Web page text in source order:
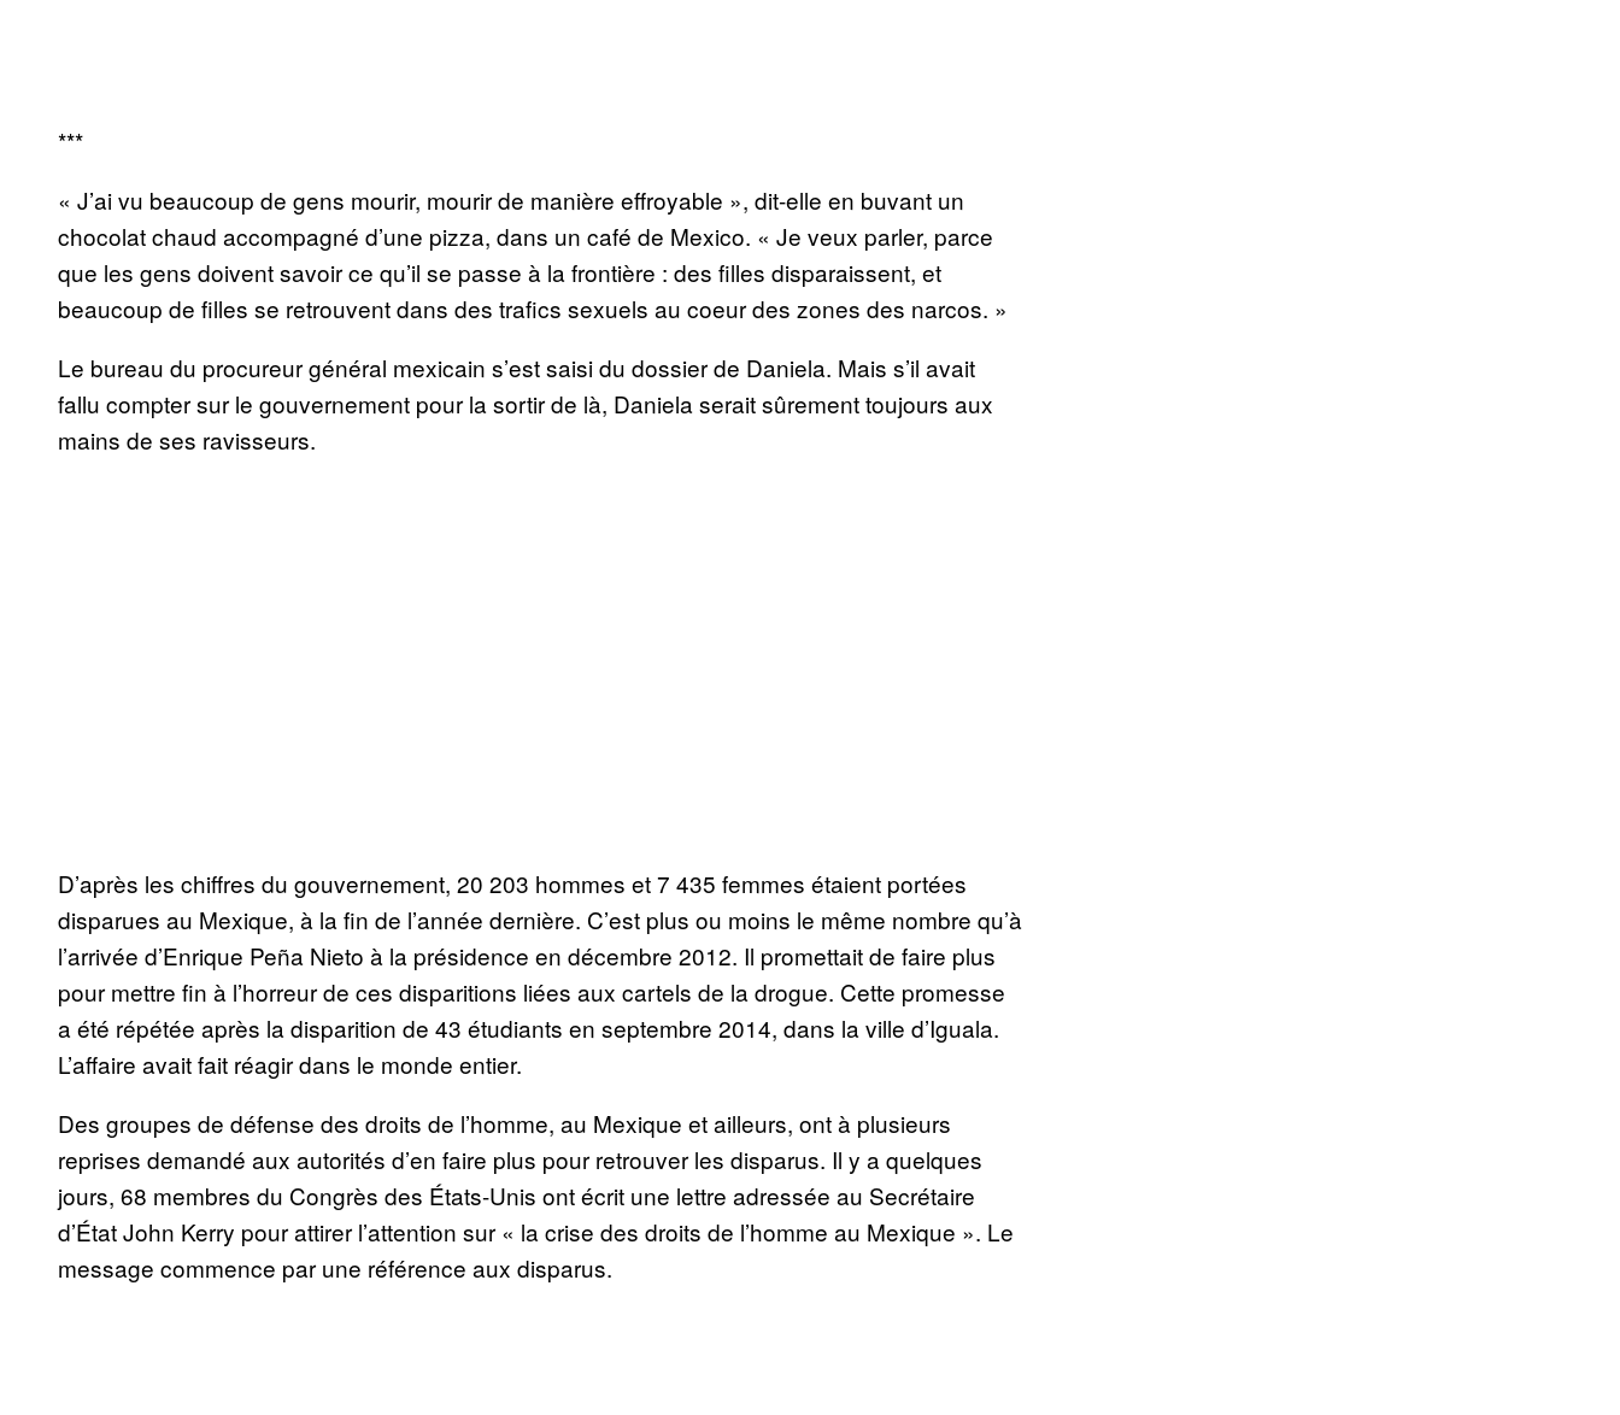
***
« J’ai vu beaucoup de gens mourir, mourir de manière effroyable », dit-elle en buvant un
chocolat chaud accompagné d’une pizza, dans un café de Mexico. « Je veux parler, parce
que les gens doivent savoir ce qu’il se passe à la frontière : des filles disparaissent, et
beaucoup de filles se retrouvent dans des trafics sexuels au coeur des zones des narcos. »
Le bureau du procureur général mexicain s’est saisi du dossier de Daniela. Mais s’il avait
fallu compter sur le gouvernement pour la sortir de là, Daniela serait sûrement toujours aux
mains de ses ravisseurs.
D’après les chiffres du gouvernement, 20 203 hommes et 7 435 femmes étaient portées
disparues au Mexique, à la fin de l’année dernière. C’est plus ou moins le même nombre qu’à
l’arrivée d’Enrique Peña Nieto à la présidence en décembre 2012. Il promettait de faire plus
pour mettre fin à l’horreur de ces disparitions liées aux cartels de la drogue. Cette promesse
a été répétée après la disparition de 43 étudiants en septembre 2014, dans la ville d’Iguala.
L’affaire avait fait réagir dans le monde entier.
Des groupes de défense des droits de l’homme, au Mexique et ailleurs, ont à plusieurs
reprises demandé aux autorités d’en faire plus pour retrouver les disparus. Il y a quelques
jours, 68 membres du Congrès des États-Unis ont écrit une lettre adressée au Secrétaire
d’État John Kerry pour attirer l’attention sur « la crise des droits de l’homme au Mexique ». Le
message commence par une référence aux disparus.